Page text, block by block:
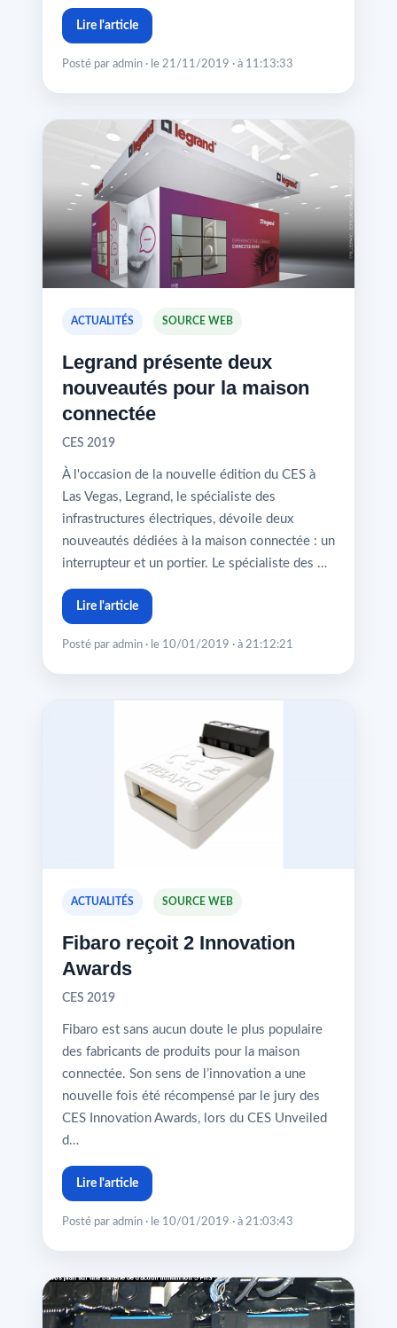
Lire l'article
Posté par admin · le 21/11/2019 · à 11:13:33
ACTUALITÉS SOURCE WEB
Legrand présente deux
nouveautés pour la maison
connectée
CES 2019
À l'occasion de la nouvelle édition du CES à
Las Vegas, Legrand, le spécialiste des
infrastructures électriques, dévoile deux
nouveautés dédiées à la maison connectée : un
interrupteur et un portier. Le spécialiste des …
Lire l'article
Posté par admin · le 10/01/2019 · à 21:12:21
ACTUALITÉS SOURCE WEB
Fibaro reçoit 2 Innovation
Awards
CES 2019
Fibaro est sans aucun doute le plus populaire
des fabricants de produits pour la maison
connectée. Son sens de l’innovation a une
nouvelle fois été récompensé par le jury des
CES Innovation Awards, lors du CES Unveiled
d…
Lire l'article
Posté par admin · le 10/01/2019 · à 21:03:43